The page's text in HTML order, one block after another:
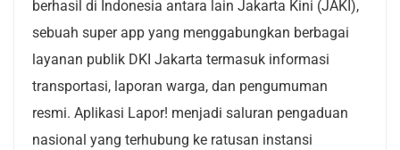
berhasil di Indonesia antara lain Jakarta Kini (JAKI),
sebuah super app yang menggabungkan berbagai
layanan publik DKI Jakarta termasuk informasi
transportasi, laporan warga, dan pengumuman
resmi. Aplikasi Lapor! menjadi saluran pengaduan
nasional yang terhubung ke ratusan instansi